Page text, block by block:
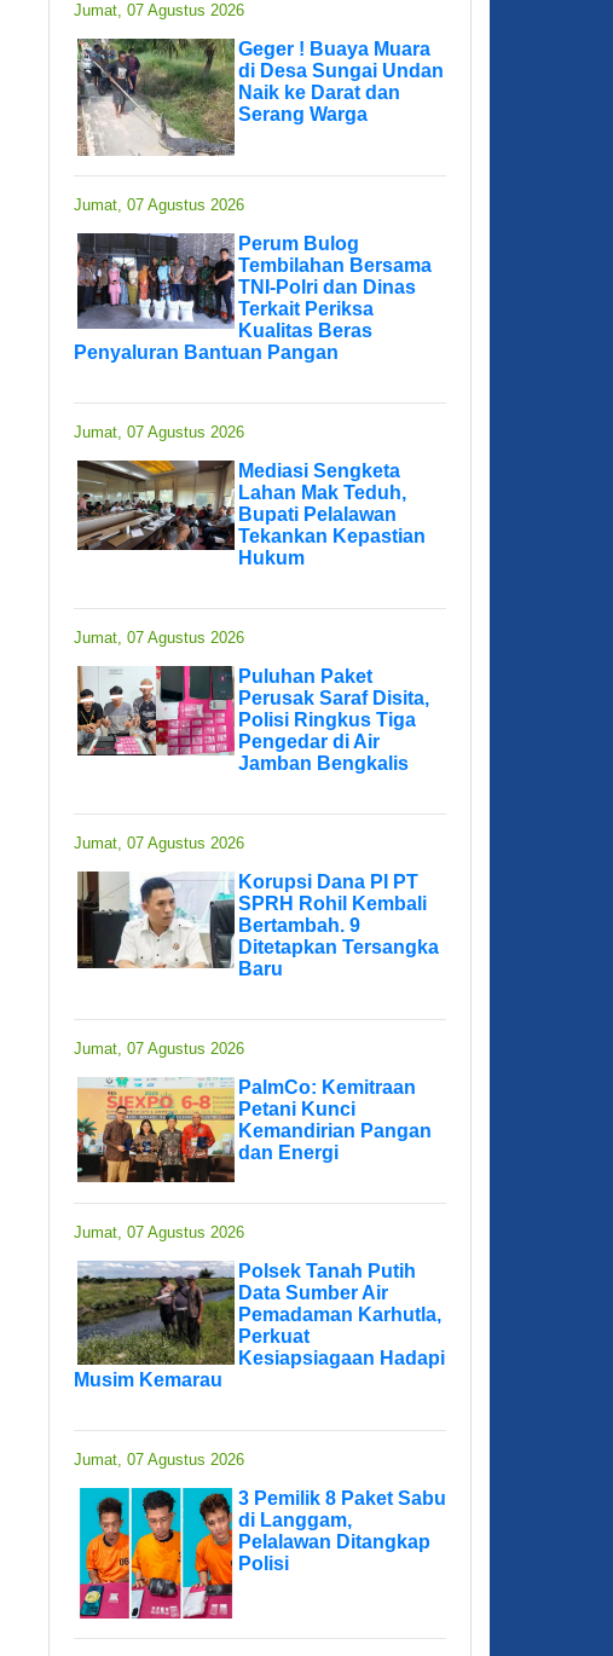
Jumat, 07 Agustus 2026
Geger ! Buaya Muara
di Desa Sungai Undan
Naik ke Darat dan
Serang Warga
Jumat, 07 Agustus 2026
Perum Bulog
Tembilahan Bersama
TNI-Polri dan Dinas
Terkait Periksa
Kualitas Beras
Penyaluran Bantuan Pangan
Jumat, 07 Agustus 2026
Mediasi Sengketa
Lahan Mak Teduh,
Bupati Pelalawan
Tekankan Kepastian
Hukum
Jumat, 07 Agustus 2026
Puluhan Paket
Perusak Saraf Disita,
Polisi Ringkus Tiga
Pengedar di Air
Jamban Bengkalis
Jumat, 07 Agustus 2026
Korupsi Dana PI PT
SPRH Rohil Kembali
Bertambah. 9
Ditetapkan Tersangka
Baru
Jumat, 07 Agustus 2026
PalmCo: Kemitraan
Petani Kunci
Kemandirian Pangan
dan Energi
Jumat, 07 Agustus 2026
Polsek Tanah Putih
Data Sumber Air
Pemadaman Karhutla,
Perkuat
Kesiapsiagaan Hadapi
Musim Kemarau
Jumat, 07 Agustus 2026
3 Pemilik 8 Paket Sabu
di Langgam,
Pelalawan Ditangkap
Polisi